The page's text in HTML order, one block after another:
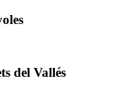
del Vallés